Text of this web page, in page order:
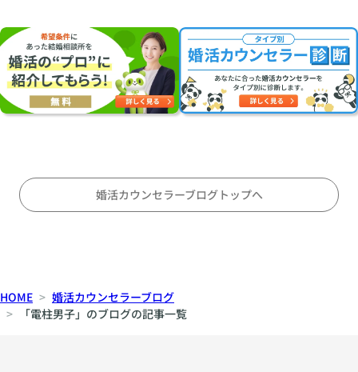
お
見
合
い
に
メ
を
見
つ
け
る
対
等
右
す
る
理
由
テ
婚活カウンセラーブログトップへ
HOME
婚活カウンセラーブログ
「電柱男子」のブログの記事一覧